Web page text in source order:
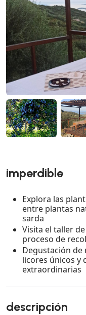
imperdible
Explora las
entre plantas
sarda
Visita el taller
proceso de
Degustación de
licores únicos y
extraordinarias
descripción